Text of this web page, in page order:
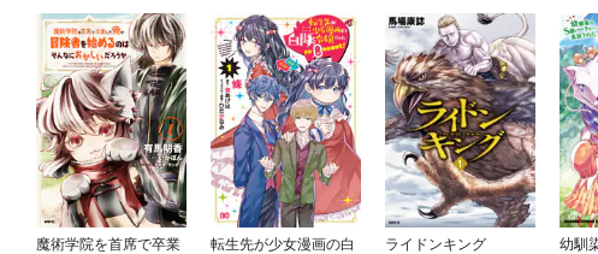
魔術学院を首席で卒業
転生先が少女漫画の白
ライドンキング
幼馴